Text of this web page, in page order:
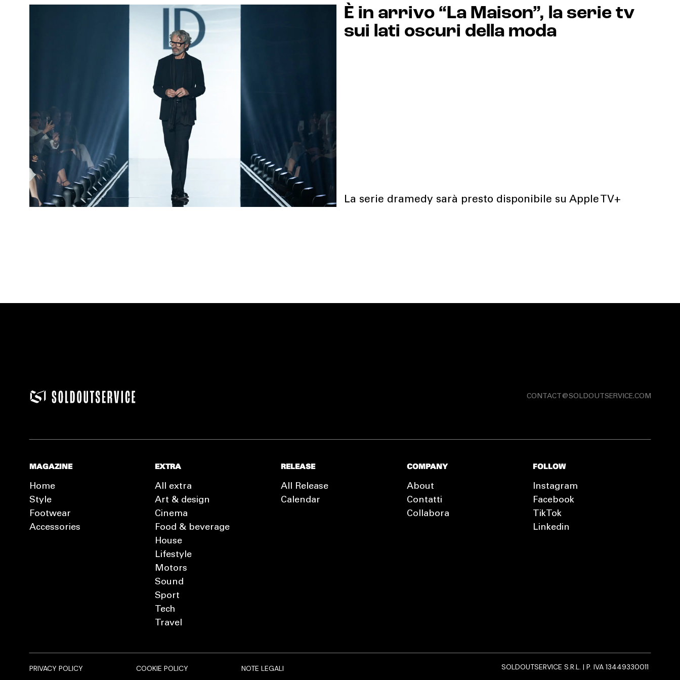
È in arrivo “La Maison”, la serie tv
sui lati oscuri della moda
La serie dramedy sarà presto disponibile su Apple TV+
CONTACT@SOLDOUTSERVICE.COM
MAGAZINE
Home
Style
Footwear
Accessories
EXTRA
All extra
Art & design
Cinema
Food & beverage
House
Lifestyle
Motors
Sound
Sport
Tech
Travel
RELEASE
All Release
Calendar
COMPANY
About
Contatti
Collabora
FOLLOW
Instagram
Facebook
TikTok
Linkedin
PRIVACY POLICY COOKIE POLICY NOTE LEGALI SOLDOUTSERVICE S.R.L. | P. IVA 13449330011